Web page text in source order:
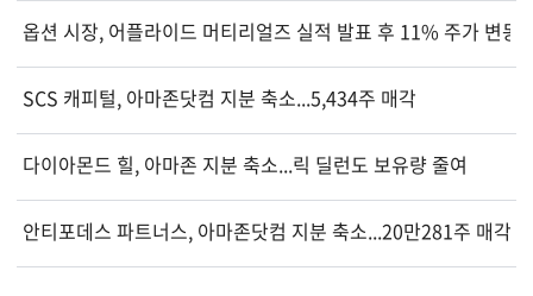
옵션 시장, 어플라이드 머티리얼즈 실적 발표 후 11% 주가 변동
SCS 캐피털, 아마존닷컴 지분 축소...5,434주 매각
다이아몬드 힐, 아마존 지분 축소...릭 딜런도 보유량 줄여
안티포데스 파트너스, 아마존닷컴 지분 축소...20만281주 매각